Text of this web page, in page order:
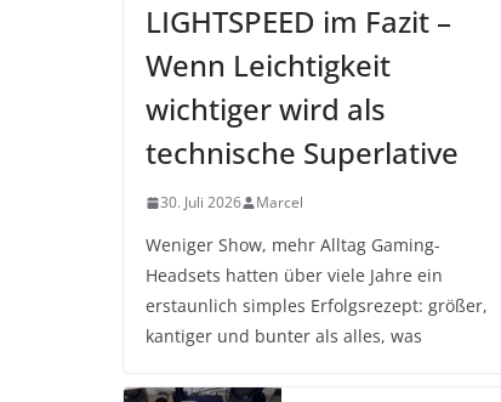
LIGHTSPEED im Fazit –
Wenn Leichtigkeit
wichtiger wird als
technische Superlative
30. Juli 2026 Marcel
Weniger Show, mehr Alltag Gaming-
Headsets hatten über viele Jahre ein
erstaunlich simples Erfolgsrezept: größer,
kantiger und bunter als alles, was